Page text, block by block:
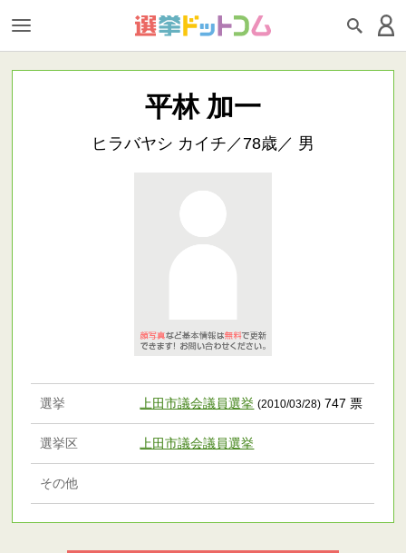
平林 加一
ヒラバヤシ カイチ／78歳／ 男
選挙 上田市議会議員選挙 (2010/03/28) 747 票
選挙区 上田市議会議員選挙
その他